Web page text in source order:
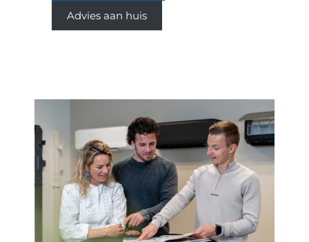
Advies aan huis